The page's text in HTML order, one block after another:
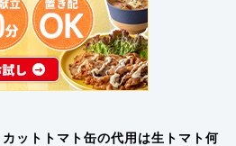
カットトマト缶の代用は生トマト何